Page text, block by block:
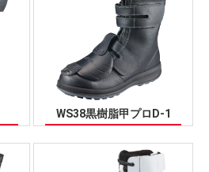
WS38黒樹脂甲プロD-1